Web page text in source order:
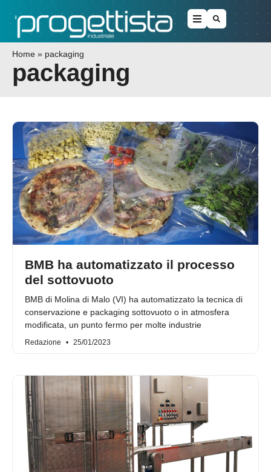
Home » packaging
packaging
BMB ha automatizzato il processo
del sottovuoto
BMB di Molina di Malo (VI) ha automatizzato la tecnica di
conservazione e packaging sottovuoto o in atmosfera
modificata, un punto fermo per molte industrie
Redazione 25/01/2023